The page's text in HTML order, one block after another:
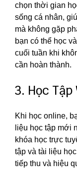
chọn thời gian
sống cá nhân,
mà không gặp
bạn có thể học
cuối tuần khi
cần hoàn thành.
3. Học
Khi học online,
liệu học tập mới
khóa học trực
tập và tài liệu
tiếp thu và hiệu